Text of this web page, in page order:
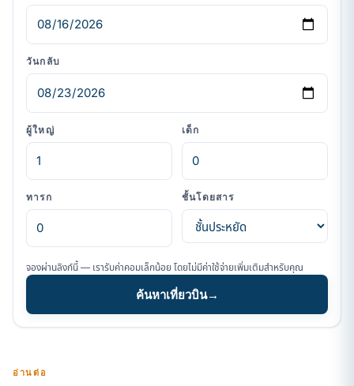
วันกลับ
ผู้ใหญ่ เด็ก
ทารก ชั้นโดยสาร
จองผ่านลิงก์นี้ — เรารับค่าคอมเล็กน้อย โดยไม่มีค่าใช้จ่ายเพิ่มเติมสำหรับคุณ
ค้นหาเที่ยวบิน→
อ่านต่อ